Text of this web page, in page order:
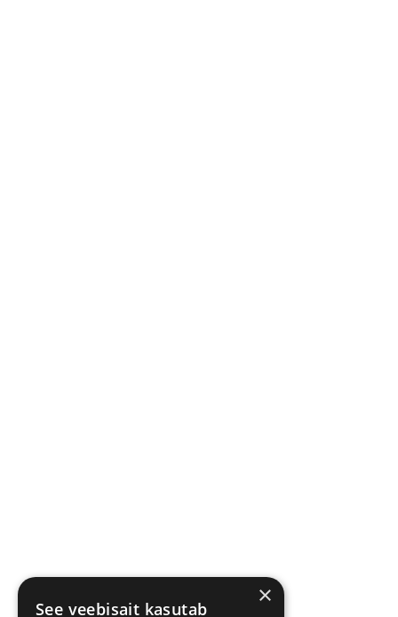
×
See veebisait kasutab